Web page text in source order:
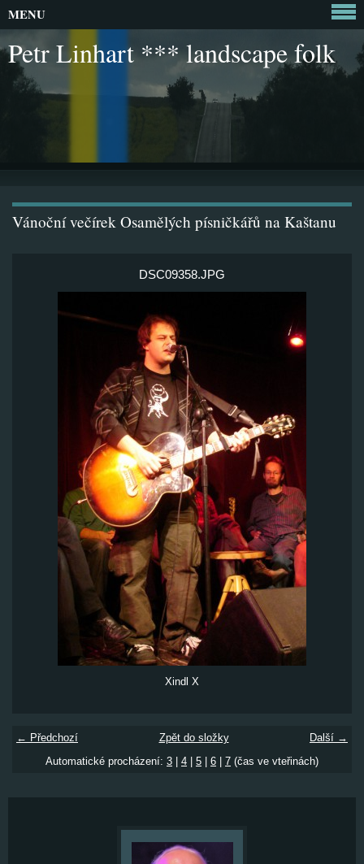
Petr Linhart *** landscape folk
Vánoční večírek Osamělých písničkářů na Kaštanu
DSC09358.JPG
Xindl X
← Předchozí Další →
Zpět do složky
Automatické procházení: 3 4 5 6 7 (čas ve vteřinách)
MENU